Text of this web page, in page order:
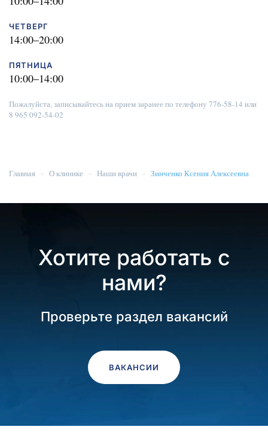
ЧЕТВЕРГ
14:00–20:00
ПЯТНИЦА
10:00–14:00
Пожалуйста, записывайтесь на прием заранее по телефону 776-58-14 или
8 965 092-54-02
Главная О клинике Наши врачи Зинченко Ксения Алексеевна
Хотите работать с
нами?
Проверьте раздел вакансий
ВАКАНСИИ